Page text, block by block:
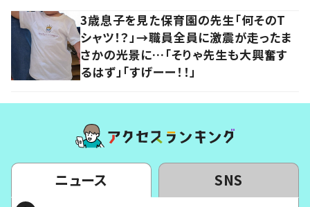
3歳息子を見た保育園の先生「何そのT
シャツ！？」→職員全員に激震が走ったま
さかの光景に…「そりゃ先生も大興奮す
るはず」「すげーー！！」
ニュース SNS